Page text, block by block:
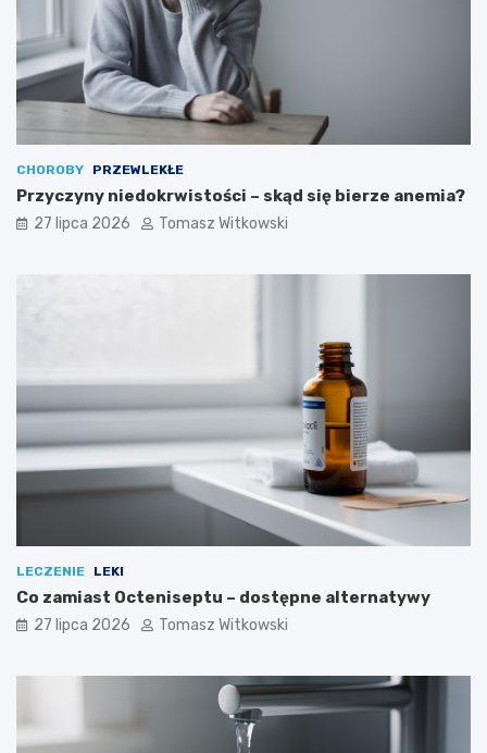
CHOROBY PRZEWLEKŁE
Przyczyny niedokrwistości – skąd się bierze anemia?
27 lipca 2026 Tomasz Witkowski
LECZENIE LEKI
Co zamiast Octeniseptu – dostępne alternatywy
27 lipca 2026 Tomasz Witkowski